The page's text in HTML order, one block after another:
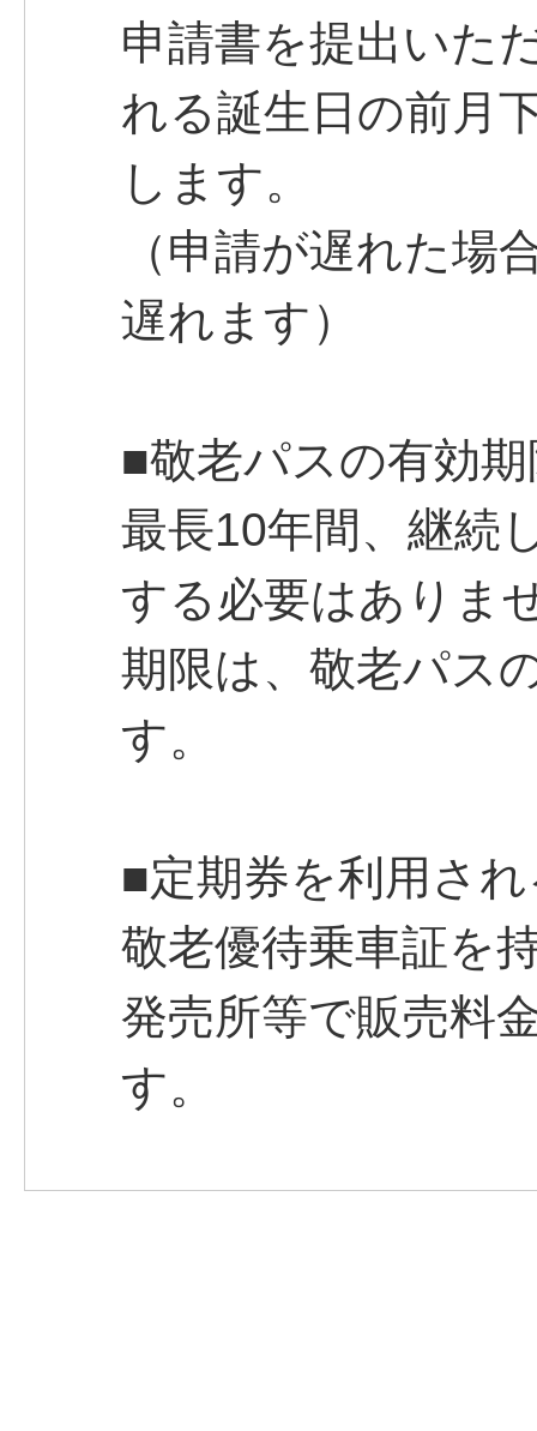
申請書を提出いた
れる誕生日の前月
します。
（申請が遅れた場
遅れます）
■敬老パスの有効
最長10年間、継続
する必要はありま
期限は、敬老パス
す。
■定期券を利用さ
敬老優待乗車証を
発売所等で販売料
す。